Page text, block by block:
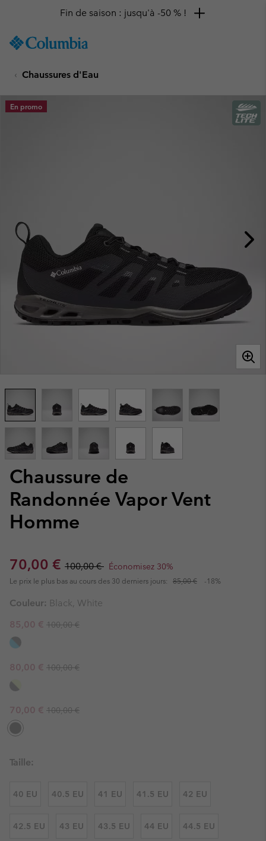
TO
SKIP
MAIN
NAV
Fin de saison : jusqu'à -50 % !
Chaussures d'Eau
Chaussure de
Randonnée Vapor Vent
Homme
Sale price:
70,00 € Regular price:
100,00 € Économisez 30%
Le prix le plus bas au cours des 30 derniers jours: 85,00 € -18%
En promo
Couleur: Black, White
Sale price:
85,00 € Regular price:
100,00 €
Sale price:
80,00 € Regular price:
100,00 €
Sale price:
70,00 € Regular price:
100,00 €
Taille:
40 EU 40.5 EU 41 EU 41.5 EU 42 EU
42.5 EU 43 EU 43.5 EU 44 EU 44.5 EU